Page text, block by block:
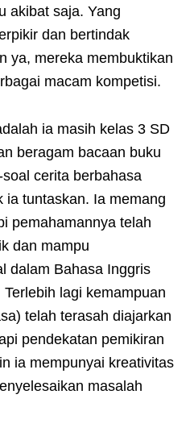
akibat saja. Yang
dan bertindak
ya, mereka membuktikan
macam kompetisi.
ia masih kelas 3 SD
beragam bacaan buku
cerita berbahasa
ia tuntaskan. Ia memang
pemahamannya telah
dan mampu
dalam Bahasa Inggris
lagi kemampuan
telah terasah diajarkan
pendekatan pemikiran
ia mempunyai kreativitas
masalah